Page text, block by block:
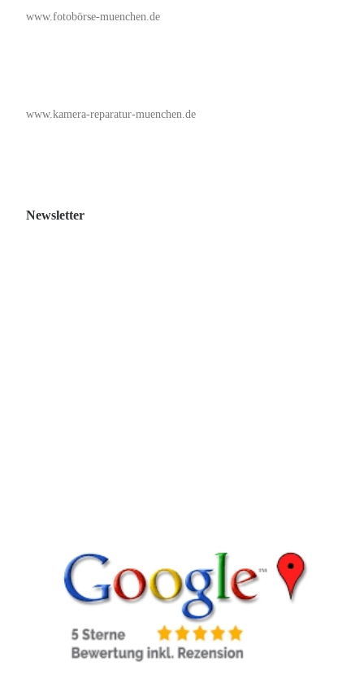
www.fotobörse-muenchen.de
www.kamera-reparatur-muenchen.de
Newsletter